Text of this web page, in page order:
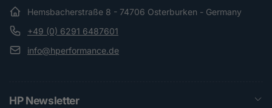
Hemsbacherstraße 8 - 74706 Osterburken - Germany
+49 (0) 6291 6487601
info@hperformance.de
HP Newsletter